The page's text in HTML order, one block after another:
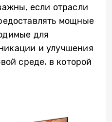
если отрасли
мощные
для
и улучшения
среде, в которой